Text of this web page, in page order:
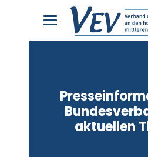
aktuellen